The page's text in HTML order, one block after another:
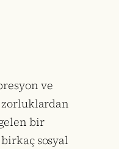
ve
bir
birkaç sosyal